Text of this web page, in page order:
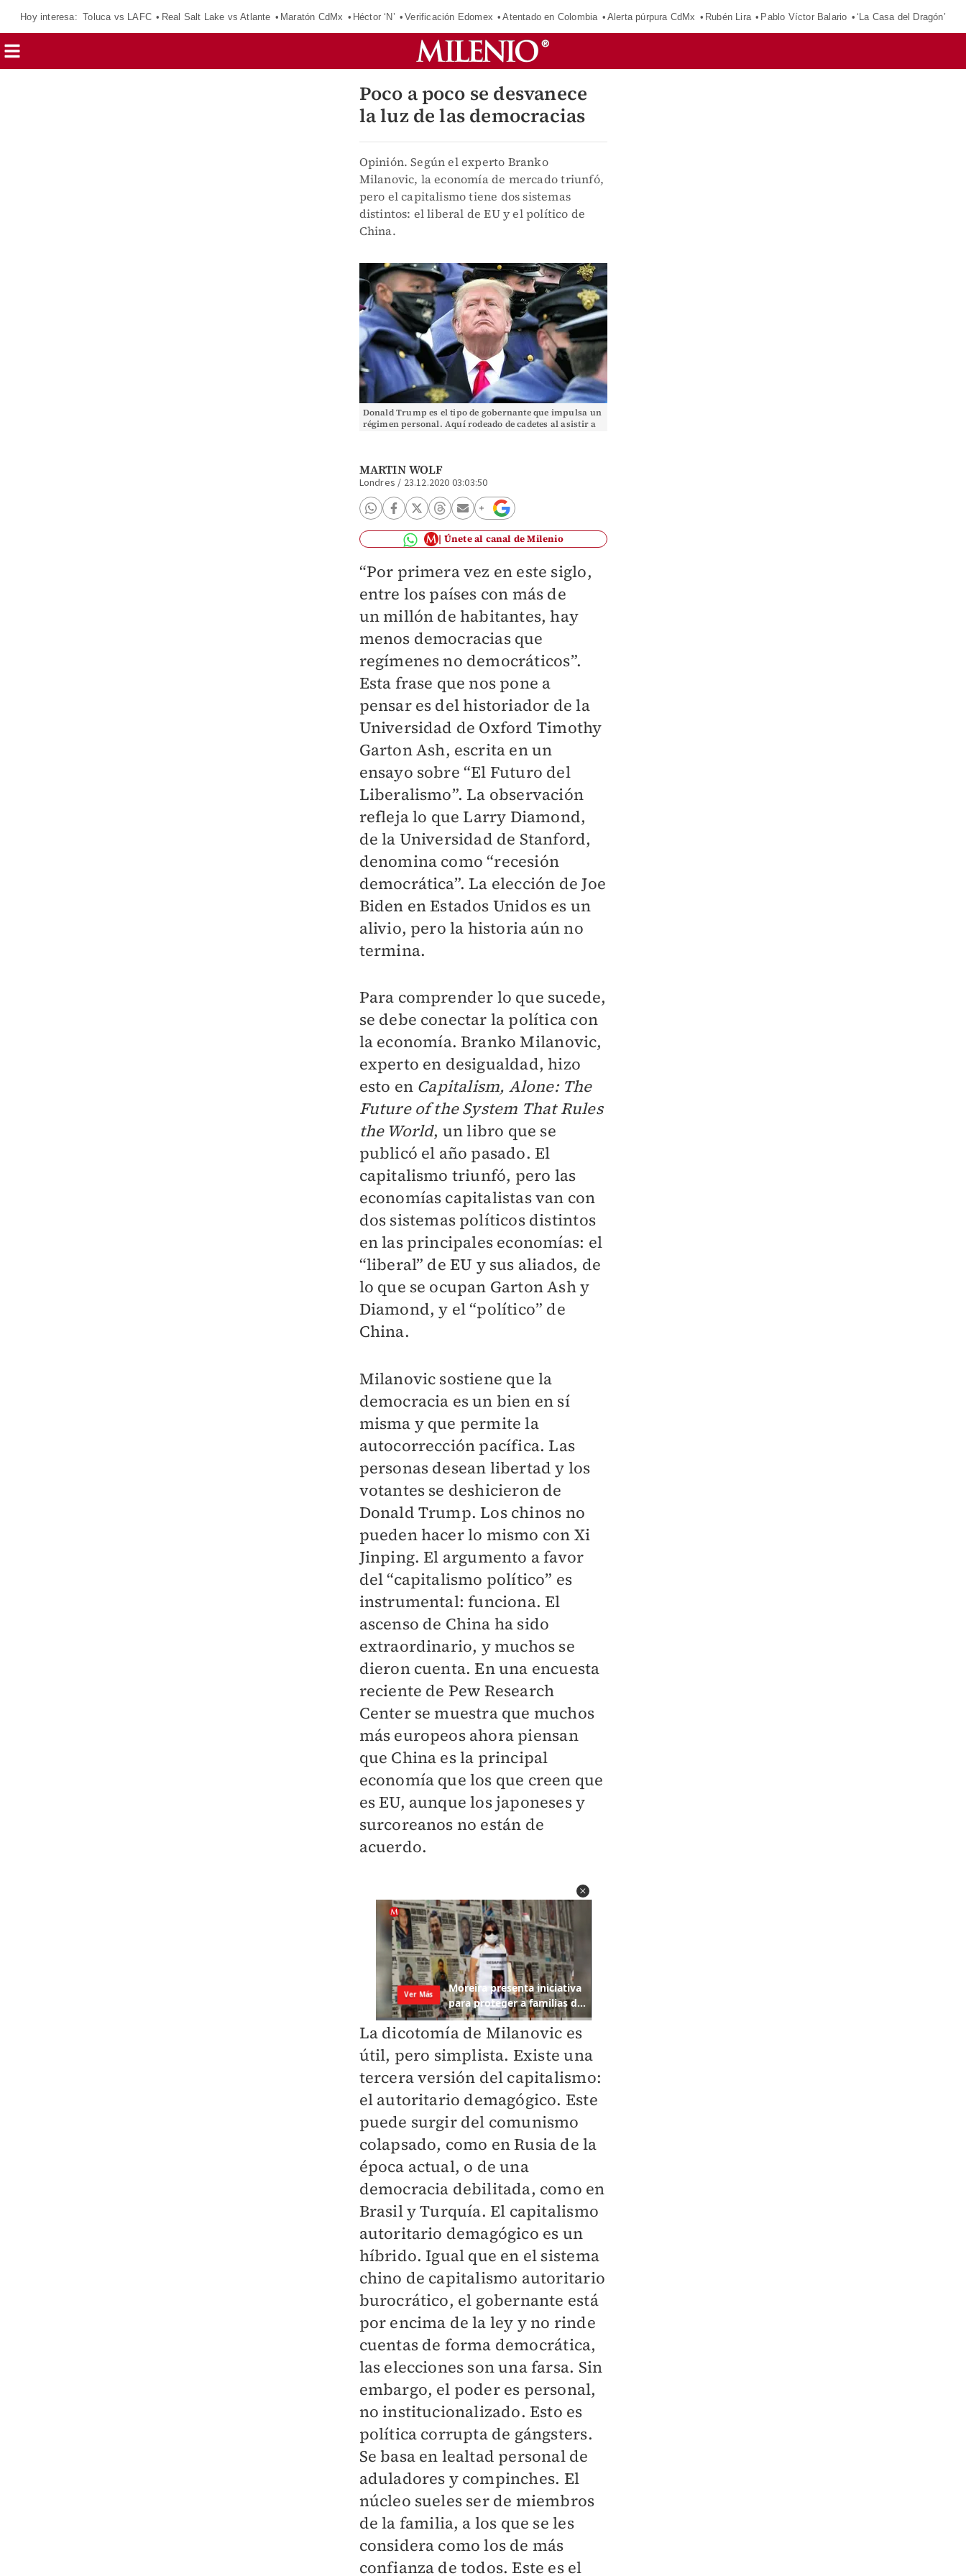
Hoy interesa: Toluca vs LAFC Real Salt Lake vs Atlante Maratón CdMx Héctor ‘N’ Verificación Edomex Atentado en Colombia Alerta púrpura CdMx Rubén Lira Pablo Víctor Balario ‘La Casa del Dragón’
Poco a poco se desvanece
la luz de las democracias
Opinión. Según el experto Branko
Milanovic, la economía de mercado triunfó,
pero el capitalismo tiene dos sistemas
distintos: el liberal de EU y el político de
China.
Donald Trump es el tipo de gobernante que impulsa un
régimen personal. Aquí rodeado de cadetes al asistir a
MARTIN WOLF
Londres / 23.12.2020 03:03:50
Únete al canal de Milenio
“Por primera vez en este siglo,
entre los países con más de
un millón de habitantes, hay
menos democracias que
regímenes no democráticos”.
Esta frase que nos pone a
pensar es del historiador de la
Universidad de Oxford Timothy
Garton Ash, escrita en un
ensayo sobre “El Futuro del
Liberalismo”. La observación
refleja lo que Larry Diamond,
de la Universidad de Stanford,
denomina como “recesión
democrática”. La elección de Joe
Biden en Estados Unidos es un
alivio, pero la historia aún no
termina.
Para comprender lo que sucede,
se debe conectar la política con
la economía. Branko Milanovic,
experto en desigualdad, hizo
esto en Capitalism, Alone: The
Future of the System That Rules
the World, un libro que se
publicó el año pasado. El
capitalismo triunfó, pero las
economías capitalistas van con
dos sistemas políticos distintos
en las principales economías: el
“liberal” de EU y sus aliados, de
lo que se ocupan Garton Ash y
Diamond, y el “político” de
China.
Milanovic sostiene que la
democracia es un bien en sí
misma y que permite la
autocorrección pacífica. Las
personas desean libertad y los
votantes se deshicieron de
Donald Trump. Los chinos no
pueden hacer lo mismo con Xi
Jinping. El argumento a favor
del “capitalismo político” es
instrumental: funciona. El
ascenso de China ha sido
extraordinario, y muchos se
dieron cuenta. En una encuesta
reciente de Pew Research
Center se muestra que muchos
más europeos ahora piensan
que China es la principal
economía que los que creen que
es EU, aunque los japoneses y
surcoreanos no están de
acuerdo.
La dicotomía de Milanovic es
útil, pero simplista. Existe una
tercera versión del capitalismo:
el autoritario demagógico. Este
puede surgir del comunismo
colapsado, como en Rusia de la
época actual, o de una
democracia debilitada, como en
Brasil y Turquía. El capitalismo
autoritario demagógico es un
híbrido. Igual que en el sistema
chino de capitalismo autoritario
burocrático, el gobernante está
por encima de la ley y no rinde
cuentas de forma democrática,
las elecciones son una farsa. Sin
embargo, el poder es personal,
no institucionalizado. Esto es
política corrupta de gángsters.
Se basa en lealtad personal de
aduladores y compinches. El
núcleo sueles ser de miembros
de la familia, a los que se les
considera como los de más
confianza de todos. Este es el